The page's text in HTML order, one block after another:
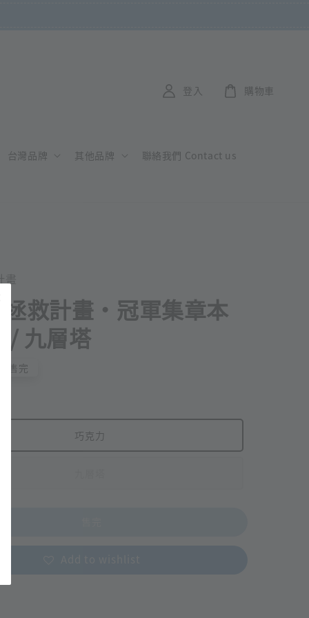
台灣品牌 其他品牌 聯絡我們 Contact us
登入 購物車
拯救計畫・冠軍集章本
/ 九層塔
售完
巧克力